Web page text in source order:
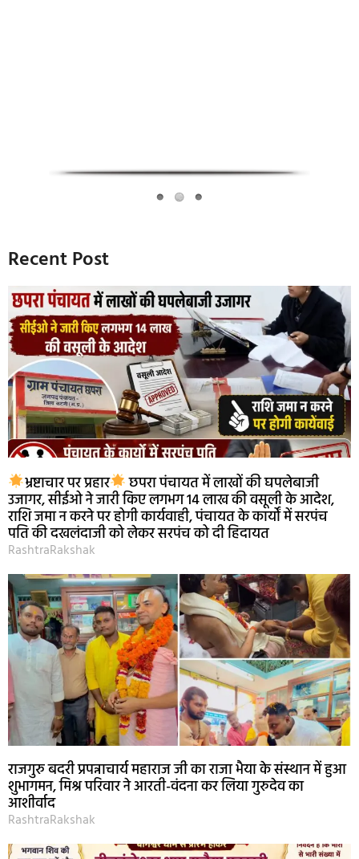
Recent Post
भ्रष्टाचार पर प्रहार छपरा पंचायत में लाखों की घपलेबाजी
उजागर, सीईओ ने जारी किए लगभग 14 लाख की वसूली के आदेश,
राशि जमा न करने पर होगी कार्यवाही, पंचायत के कार्यों में सरपंच
पति की दखलंदाजी को लेकर सरपंच को दी हिदायत
RashtraRakshak
राजगुरु बदरी प्रपन्नाचार्य महाराज जी का राजा भैया के संस्थान में हुआ
शुभागमन, मिश्र परिवार ने आरती-वंदना कर लिया गुरुदेव का
आशीर्वाद
RashtraRakshak